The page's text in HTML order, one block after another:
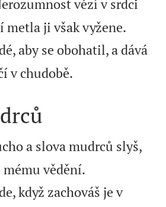
vězí v srdci
ji však vyžene.
aby se obohatil, a dává
v chudobě.
a slova mudrců slyš,
mému vědění.
když zachováš je v